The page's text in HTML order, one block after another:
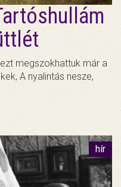
megszokhattuk már a
A nyalintás nesze,
hír